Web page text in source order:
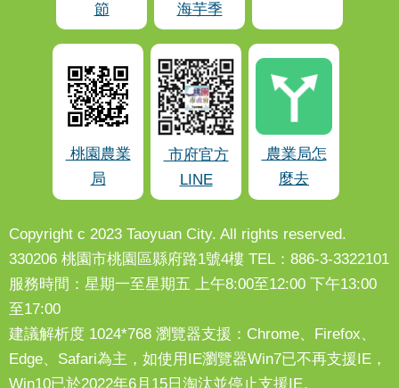
節
海芋季
桃園農業
局
市府官方
LINE
農業局怎
麼去
Copyright c 2023 Taoyuan City. All rights reserved.
330206 桃園市桃園區縣府路1號4樓 TEL：886-3-3322101
服務時間：星期一至星期五 上午8:00至12:00 下午13:00
至17:00
建議解析度 1024*768 瀏覽器支援：Chrome、Firefox、
Edge、Safari為主，如使用IE瀏覽器Win7已不再支援IE，
Win10已於2022年6月15日淘汰並停止支援IE。